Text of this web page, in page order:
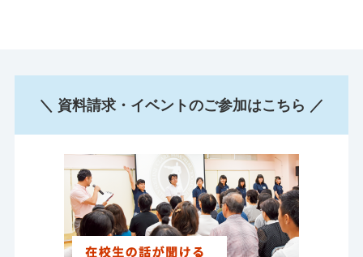
＼ 資料請求・イベントのご参加はこちら ／